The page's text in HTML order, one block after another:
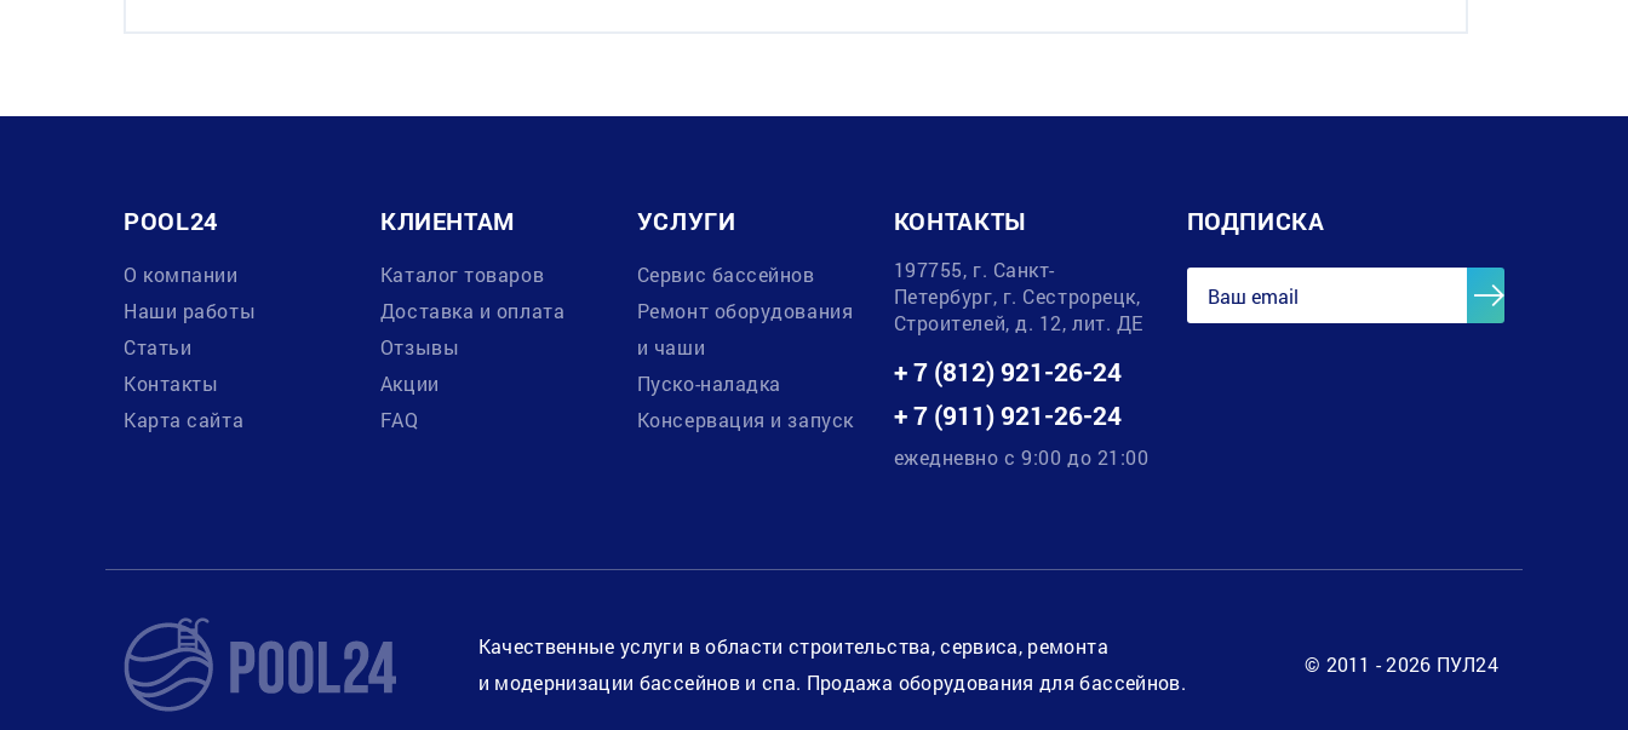
POOL24
О компании
Наши работы
Статьи
Контакты
Карта сайта
КЛИЕНТАМ
Каталог товаров
Доставка и оплата
Отзывы
Акции
FAQ
УСЛУГИ
Сервис бассейнов
Ремонт оборудования
и чаши
Пуско-наладка
Консервация и запуск
КОНТАКТЫ
197755, г. Санкт-
Петербург, г. Сестрорецк,
Строителей, д. 12, лит. ДЕ
+ 7 (812) 921-26-24
+ 7 (911) 921-26-24
ежедневно с 9:00 до 21:00
ПОДПИСКА
Качественные услуги в области строительства, сервиса, ремонта
и модернизации бассейнов и спа. Продажа оборудования для бассейнов.
© 2011 - 2026 ПУЛ24